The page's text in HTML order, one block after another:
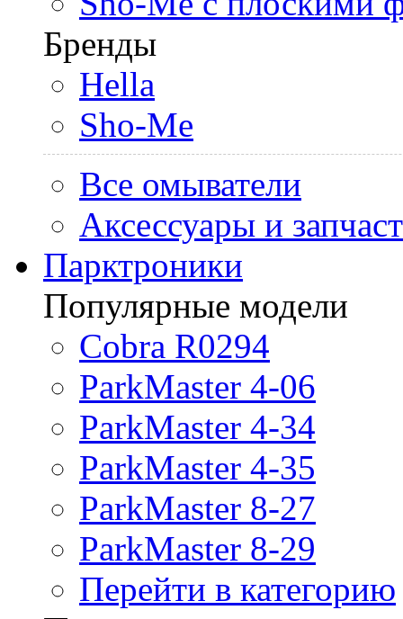
Бренды
Hella
Sho-Me
Все омыватели
Аксессуары и
Парктроники
Популярные модели
Cobra R0294
ParkMaster 4-06
ParkMaster 4-34
ParkMaster 4-35
ParkMaster 8-27
ParkMaster 8-29
Перейти в категорию